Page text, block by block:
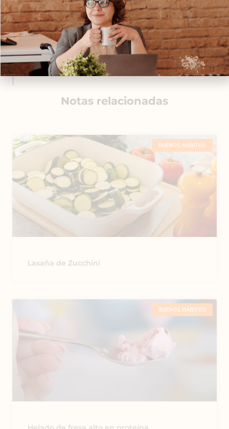
Notas relacionadas
BUENOS HÁBITOS
Lasaña de Zucchini
BUENOS HÁBITOS